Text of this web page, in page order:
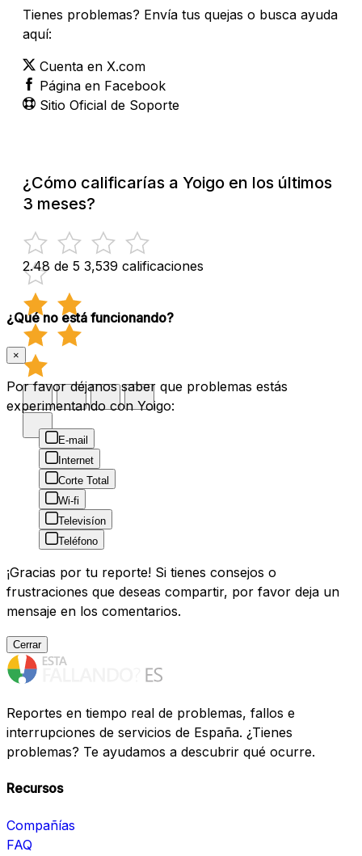
Tienes problemas? Envía tus quejas o busca ayuda
aquí:
Cuenta en X.com
Página en Facebook
Sitio Oficial de Soporte
¿Cómo calificarías a Yoigo en los últimos
3 meses?
2.48 de 5 3,539 calificaciones
¿Qué no está funcionando?
×
Por favor déjanos saber que problemas estás
experimentando con Yoigo:
E-mail
Internet
Corte Total
Wi-fi
Televisíon
Teléfono
¡Gracias por tu reporte! Si tienes consejos o
frustraciones que deseas compartir, por favor deja un
mensaje en los comentarios.
Cerrar
Reportes en tiempo real de problemas, fallos e
interrupciones de servicios de España. ¿Tienes
problemas? Te ayudamos a descubrir qué ocurre.
Recursos
Compañías
FAQ